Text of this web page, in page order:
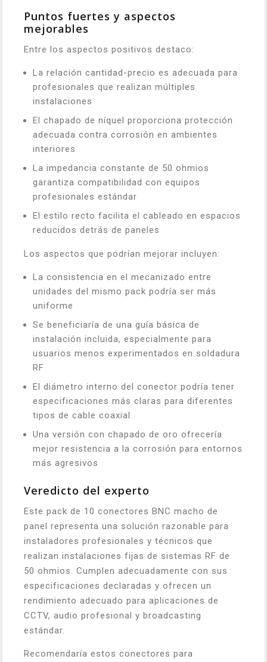
Puntos fuertes y aspectos
mejorables
Entre los aspectos positivos destaco:
La relación cantidad-precio es adecuada para
profesionales que realizan múltiples
instalaciones
El chapado de níquel proporciona protección
adecuada contra corrosión en ambientes
interiores
La impedancia constante de 50 ohmios
garantiza compatibilidad con equipos
profesionales estándar
El estilo recto facilita el cableado en espacios
reducidos detrás de paneles
Los aspectos que podrían mejorar incluyen:
La consistencia en el mecanizado entre
unidades del mismo pack podría ser más
uniforme
Se beneficiaría de una guía básica de
instalación incluida, especialmente para
usuarios menos experimentados en soldadura
RF
El diámetro interno del conector podría tener
especificaciones más claras para diferentes
tipos de cable coaxial
Una versión con chapado de oro ofrecería
mejor resistencia a la corrosión para entornos
más agresivos
Veredicto del experto
Este pack de 10 conectores BNC macho de
panel representa una solución razonable para
instaladores profesionales y técnicos que
realizan instalaciones fijas de sistemas RF de
50 ohmios. Cumplen adecuadamente con sus
especificaciones declaradas y ofrecen un
rendimiento adecuado para aplicaciones de
CCTV, audio profesional y broadcasting
estándar.
Recomendaría estos conectores para